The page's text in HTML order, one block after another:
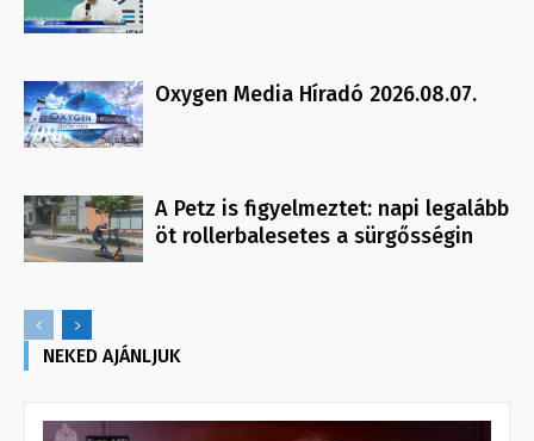
Oxygen Media Híradó 2026.08.07.
A Petz is figyelmeztet: napi legalább
öt rollerbalesetes a sürgősségin
NEKED AJÁNLJUK